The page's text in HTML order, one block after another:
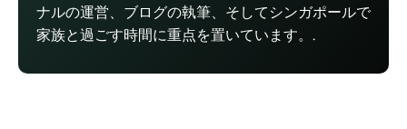
ナルの運営、ブログの執筆、そしてシンガポールで
家族と過ごす時間に重点を置いています。.